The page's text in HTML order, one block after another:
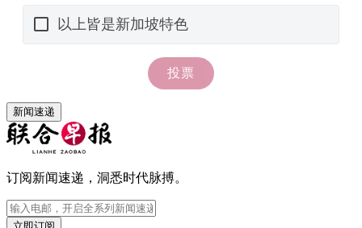
新闻速递
订阅新闻速递，洞悉时代脉搏。